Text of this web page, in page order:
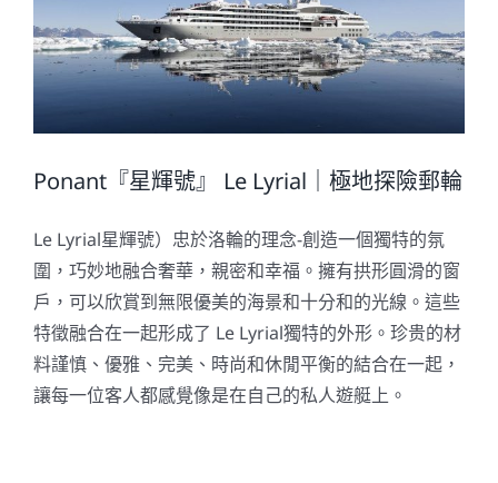
Ponant『星輝號』 Le Lyrial｜極地探險郵輪
Le Lyrial星輝號）忠於洛輪的理念-創造一個獨特的氛
圍，巧妙地融合奢華，親密和幸福。擁有拱形圓滑的窗
戶，可以欣賞到無限優美的海景和十分和的光線。這些
特徵融合在一起形成了 Le Lyrial獨特的外形。珍贵的材
料謹慎、優雅、完美、時尚和休閒平衡的結合在一起，
讓每一位客人都感覺像是在自己的私人遊艇上。